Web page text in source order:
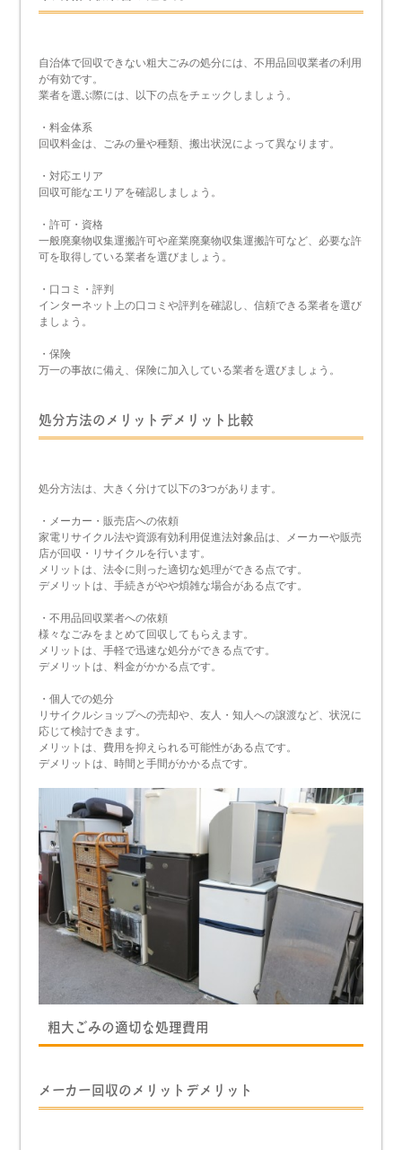
自治体で回収できない粗大ごみの処分には、不用品回収業者の利用
が有効です。
業者を選ぶ際には、以下の点をチェックしましょう。
・料金体系
回収料金は、ごみの量や種類、搬出状況によって異なります。
・対応エリア
回収可能なエリアを確認しましょう。
・許可・資格
一般廃棄物収集運搬許可や産業廃棄物収集運搬許可など、必要な許
可を取得している業者を選びましょう。
・口コミ・評判
インターネット上の口コミや評判を確認し、信頼できる業者を選び
ましょう。
・保険
万一の事故に備え、保険に加入している業者を選びましょう。
処分方法のメリットデメリット比較
処分方法は、大きく分けて以下の3つがあります。
・メーカー・販売店への依頼
家電リサイクル法や資源有効利用促進法対象品は、メーカーや販売
店が回収・リサイクルを行います。
メリットは、法令に則った適切な処理ができる点です。
デメリットは、手続きがやや煩雑な場合がある点です。
・不用品回収業者への依頼
様々なごみをまとめて回収してもらえます。
メリットは、手軽で迅速な処分ができる点です。
デメリットは、料金がかかる点です。
・個人での処分
リサイクルショップへの売却や、友人・知人への譲渡など、状況に
応じて検討できます。
メリットは、費用を抑えられる可能性がある点です。
デメリットは、時間と手間がかかる点です。
粗大ごみの適切な処理費用
メーカー回収のメリットデメリット